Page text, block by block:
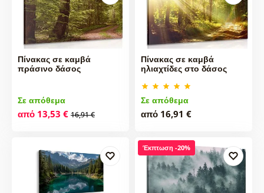
Πίνακας σε καμβά
πράσινο δάσος
Σε απόθεμα
από 13,53 € 16,91 €
Πίνακας σε καμβά
ηλιαχτίδες στο δάσος
Σε απόθεμα
από 16,91 €
Έκπτωση -20%